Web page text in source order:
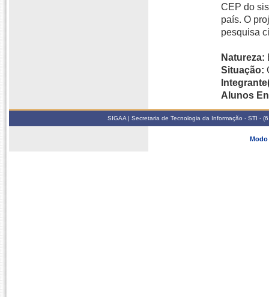
CEP do
país. O
pesquisa
Natureza:
Situação:
Alunos
SIGAA | Secretaria de Tecnologia da Informação - STI -
Modo